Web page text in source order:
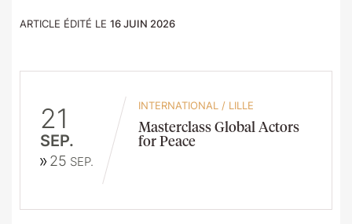
ARTICLE ÉDITÉ LE 16 JUIN 2026
21
SEP.
25 SEP.
INTERNATIONAL / LILLE
Masterclass Global Actors
for Peace